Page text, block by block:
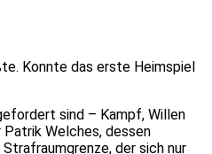
Konnte das erste Heimspiel
sind – Kampf, Willen
Welches, dessen
der sich nur